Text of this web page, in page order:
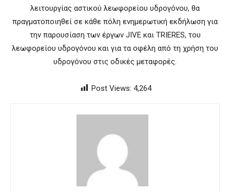
λειτουργίας αστικού λεωφορείου υδρογόνου, θα
πραγματοποιηθεί σε κάθε πόλη ενημερωτική εκδήλωση για
την παρουσίαση των έργων JIVE και TRIERES, του
λεωφορείου υδρογόνου και για τα οφέλη από τη χρήση του
υδρογόνου στις οδικές μεταφορές.
Post Views: 4,264